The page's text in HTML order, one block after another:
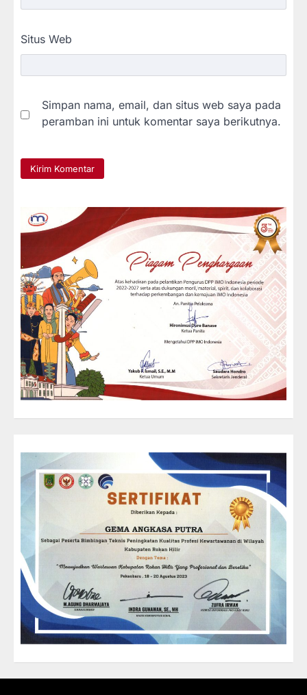
Situs Web
Simpan nama, email, dan situs web saya pada
peramban ini untuk komentar saya berikutnya.